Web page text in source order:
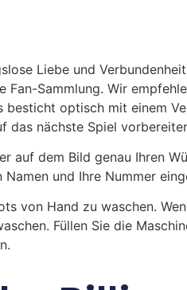
Liebe und
Sammlung. Wir
besticht optisch mit einem
das nächste Spiel
auf dem Bild genau Ihren
und Ihre Nummer
von Hand zu waschen.
Füllen Sie die